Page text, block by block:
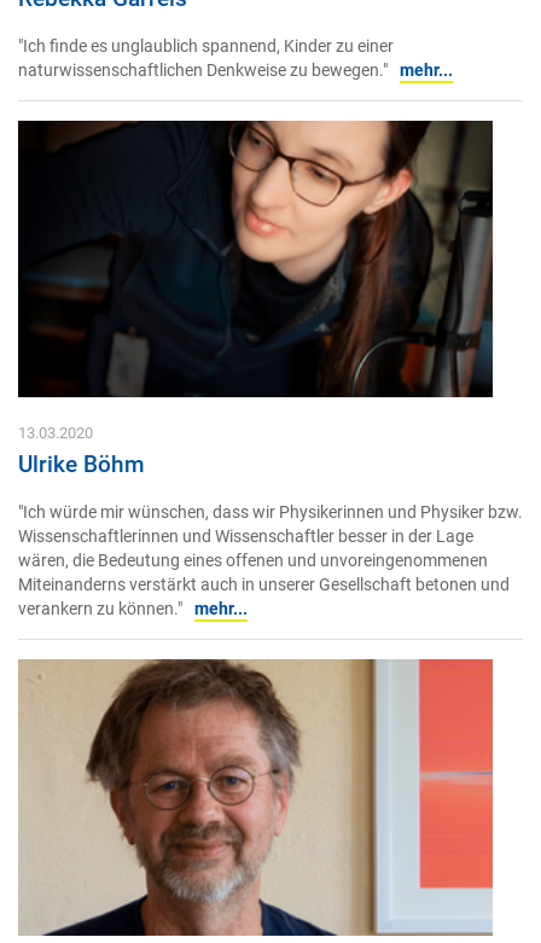
"Ich finde es unglaublich spannend, Kinder zu einer
naturwissenschaftlichen Denkweise zu bewegen." mehr...
13.03.2020
Ulrike Böhm
"Ich würde mir wünschen, dass wir Physikerinnen und Physiker bzw.
Wissenschaftlerinnen und Wissenschaftler besser in der Lage
wären, die Bedeutung eines offenen und unvoreingenommenen
Miteinanderns verstärkt auch in unserer Gesellschaft betonen und
verankern zu können." mehr...